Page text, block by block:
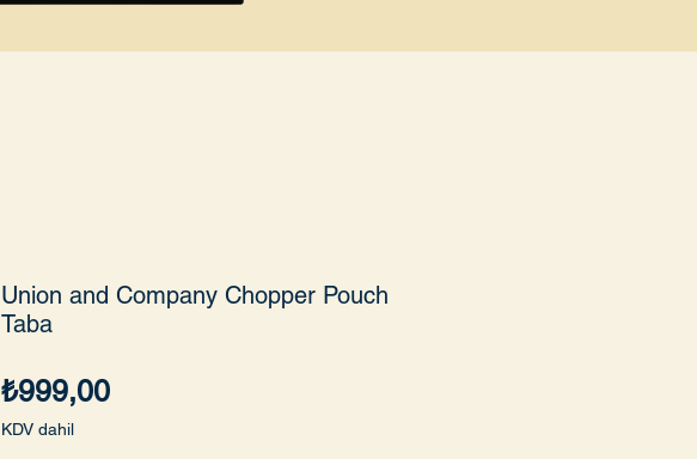
Union and Company Chopper Pouch
Taba
₺999,00Fiyat
KDV dahil